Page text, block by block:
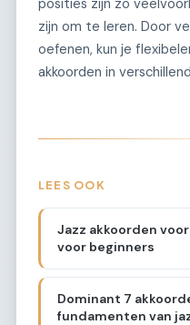
posities zijn zo
zijn om te leren. Door
oefenen, kun je
akkoorden in
LEES OOK
Jazz akkoorden
voor beginners
Dominant 7
fundamenten van